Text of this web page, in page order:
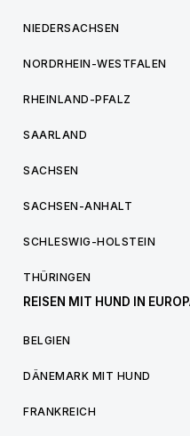
NIEDERSACHSEN
NORDRHEIN-WESTFALEN
RHEINLAND-PFALZ
SAARLAND
SACHSEN
SACHSEN-ANHALT
SCHLESWIG-HOLSTEIN
THÜRINGEN
REISEN MIT HUND IN
BELGIEN
DÄNEMARK MIT HUND
FRANKREICH